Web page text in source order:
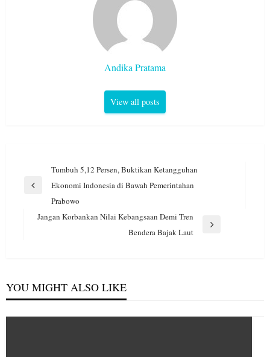
Andika Pratama
View all posts
Navigasi
pos
Previous
Tumbuh 5,12 Persen, Buktikan Ketangguhan
Ekonomi Indonesia di Bawah Pemerintahan
Prabowo
Jangan Korbankan Nilai Kebangsaan Demi Tren
Bendera Bajak Laut
YOU MIGHT ALSO LIKE